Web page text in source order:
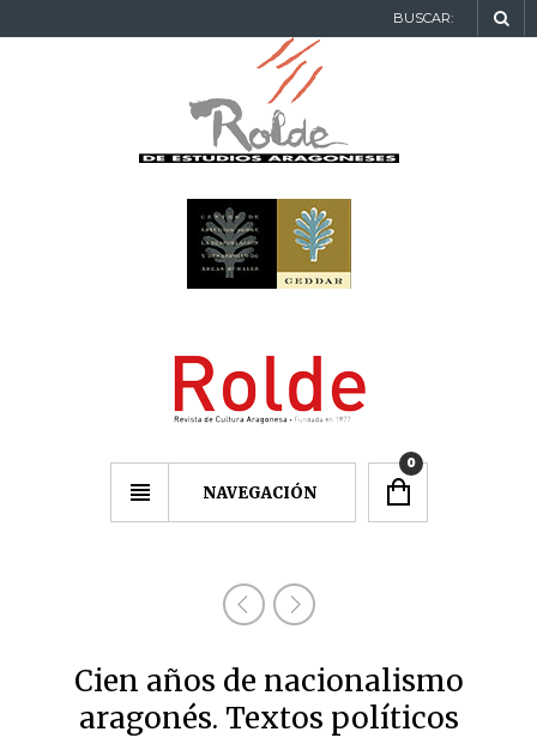
BUSCAR:
NAVEGACIÓN
0
Cien años de nacionalismo
aragonés. Textos políticos